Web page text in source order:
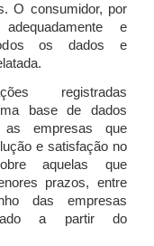
O consumidor, por
e
os dados e
registradas
base de dados
as empresas que
e satisfação no
aquelas que
prazos, entre
das empresas
a partir do